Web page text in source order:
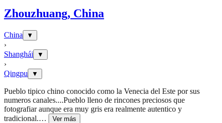
Zhouzhuang, China
China ▼
›
Shanghái
▼
›
Qingpu
▼
Pueblo tipico chino conocido como la Venecia del Este por sus
numeros canales....Pueblo lleno de rincones preciosos que
fotografiar aunque era muy gris era realmente autentico y
tradicional.… Ver más